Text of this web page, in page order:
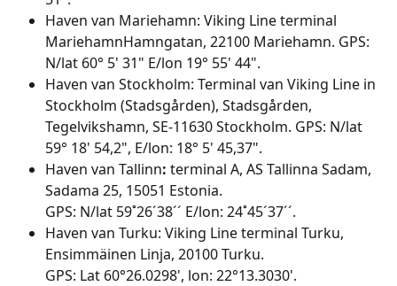
Haven van Mariehamn: Viking Line terminal
MariehamnHamngatan, 22100 Mariehamn. GPS:
N/lat 60° 5' 31" E/lon 19° 55' 44".
Haven van Stockholm: Terminal van Viking Line in
Stockholm (Stadsgården), Stadsgården,
Tegelvikshamn, SE-11630 Stockholm. GPS: N/lat
59° 18' 54,2", E/lon: 18° 5' 45,37".
Haven van Tallinn: terminal A, AS Tallinna Sadam,
Sadama 25, 15051 Estonia.
GPS: N/lat 59˚26´38´´ E/lon: 24˚45´37´´.
Haven van Turku: Viking Line terminal Turku,
Ensimmäinen Linja, 20100 Turku.
GPS: Lat 60°26.0298', lon: 22°13.3030'.